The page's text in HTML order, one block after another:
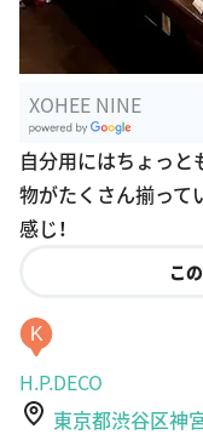
XOHEE NINE
oogle Plac
es
自分用にはちょっと
物がたくさん揃って
感じ！
こ
K
H.P.DECO
東京都渋谷区神